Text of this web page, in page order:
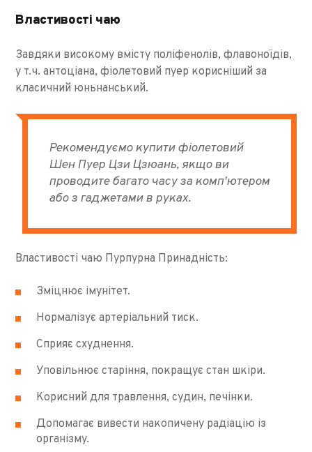
Властивості чаю
Завдяки високому вмісту поліфенолів, флавоноїдів,
у т.ч. антоціана, фіолетовий пуер корисніший за
класичний юньнанський.
Рекомендуємо купити фіолетовий
Шен Пуер Цзи Цзюань, якщо ви
проводите багато часу за комп'ютером
або з гаджетами в руках.
Властивості чаю Пурпурна Принадність:
Зміцнює імунітет.
Нормалізує артеріальний тиск.
Сприяє схуднення.
Уповільнює старіння, покращує стан шкіри.
Корисний для травлення, судин, печінки.
Допомагає вивести накопичену радіацію із
організму.